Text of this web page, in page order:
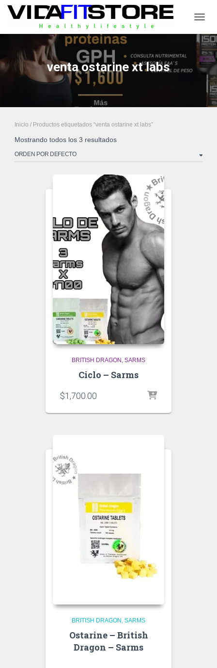
venta ostarine xt labs
Inicio / Productos etiquetados “venta ostarine xt labs”
Mostrando todos los 3 resultados
BRITISH DRAGON SARMS
Ciclo – Sarms
$1,700.00
BRITISH DRAGON SARMS
Ostarine – British
Dragon – Sarms